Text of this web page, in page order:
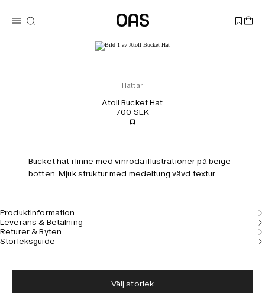
Hattar
Atoll Bucket Hat
700 SEK
Bucket hat i linne med vinröda illustrationer på beige
botten. Mjuk struktur med medeltung vävd textur.
Produktinformation
Leverans & Betalning
Returer & Byten
Storleksguide
Välj storlek